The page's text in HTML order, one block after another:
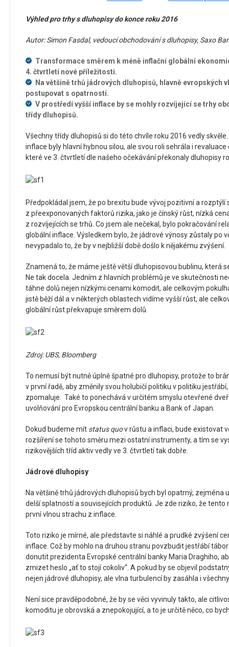
Výhled pro trhy s dluhopisy do konce roku 2016
Autor: Simon Fasdal, vedoucí obchodování s dluhopisy, Saxo
Transformace směrem k méně inflační globální
4. čtvrtletí nové příležitosti.
Na většině trhů jádrových dluhopisů, hlavně evropských
postupovat s opatrností.
V prostředí vyšší inflace by se mohly rozvíjející se trhy
třídy dluhopisů.
Všechny třídy dluhopisů si do této chvíle roku 2016 vedly
inflace byly hlavní hybnou silou, ale svou roli sehrála i
které ve 3. čtvrtletí dle našeho očekávání překonaly dluhopisy
Předpokládal jsem, že po brexitu bude vývoj pozitivní a rozptýlí
z přeexponovaných faktorů rizika, jako je čínský růst, nízká
z rozvíjejících se trhů. Co jsem ale nečekal, bylo pokračování
globální inflace. Výsledkem bylo, že jádrové výnosy zůstaly po
nevypadalo to, že by v nejbližší době došlo k nějakému zvýšení.
Znamená to, že máme ještě větší dluhopisovou bublinu, která
Ne tak docela. Jedním z hlavních problémů je ve skutečnosti
táhne dolů nejen nízkými cenami komodit, ale celkovým
jistě běží dál a v některých oblastech vidíme vyšší růst, ale
globální růst překvapuje směrem dolů.
Zdroj: UBS, Bloomberg
To nemusí být nutně úplně špatné pro dluhopisy, protože to
v první řadě, aby změnily svou holubičí politiku v politiku
zpomaluje. Také to ponechává v určitém smyslu otevřené
uvolňování pro Evropskou centrální banku a Bank of Japan.
Dokud budeme mít status quov růstu a inflaci, bude existovat
rozšíření se tohoto směru mezi ostatní instrumenty, a tím se
rizikovějších tříd aktiv vedly ve 3. čtvrtletí tak dobře.
Jádrové dluhopisy
Na většině trhů jádrových dluhopisů bych byl opatrný, zejména
delší splatností a souvisejících produktů. Je zde riziko, že tento
první vlnou strachu z inflace.
Toto riziko je mírné, ale představte si náhlé a prudké zvýšení
inflace. Což by mohlo na druhou stranu povzbudit jestřábí
donutit prezidenta Evropské centrální banky Maria Draghiho,
zmizet heslo „ať to stojí cokoliv“. A pokud by se objevil
nejen jádrové dluhopisy, ale vlna turbulencí by zasáhla i
Není sice pravděpodobné, že by se věci vyvinuly takto, ale
komoditu je obrovská a znepokojující, a to je určitě něco, co